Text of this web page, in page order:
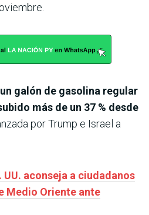
galón de gasolina regular
más de un 37 % desde
por Trump e Israel a
UU. aconseja a ciudadanos
Medio Oriente ante